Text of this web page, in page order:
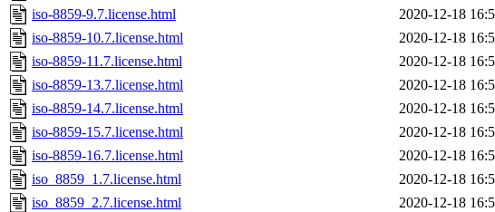
iso-8859-9.7.license.html
2020-12-18
iso-8859-10.7.license.html
2020-12-18
iso-8859-11.7.license.html
2020-12-18
iso-8859-13.7.license.html
2020-12-18
iso-8859-14.7.license.html
2020-12-18
iso-8859-15.7.license.html
2020-12-18
iso-8859-16.7.license.html
2020-12-18
iso_8859_1.7.license.html
2020-12-18
iso_8859_2.7.license.html
2020-12-18